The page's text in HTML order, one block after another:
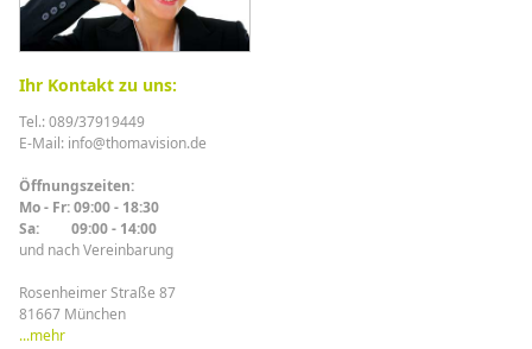
Ihr Kontakt zu uns:
Tel.: 089/37919449
E-Mail: info@thomavision.de
Öffnungszeiten:
Mo - Fr: 09:00 - 18:30
Sa: 09:00 - 14:00
und nach Vereinbarung
Rosenheimer Straße 87
81667 München
...mehr